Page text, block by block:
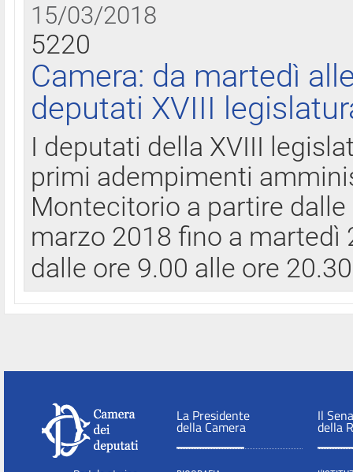
15/03/2018
5220
Camera: da martedì
deputati XVIII
I deputati della XVIII
primi adempimenti
Montecitorio a partire
marzo 2018 fino a
dalle ore 9.00 alle ore
La Presidente
della Camera
Il
della